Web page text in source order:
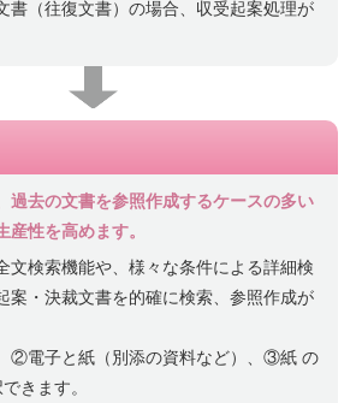
書（往復文書）の場合、収受起案処理が
過去の文書を参照作成するケースの多い
性を高めます。
文検索機能や、様々な条件による詳細検
案・決裁文書を的確に検索、参照作成が
②電子と紙（別添の資料など）、③紙 の
きます。